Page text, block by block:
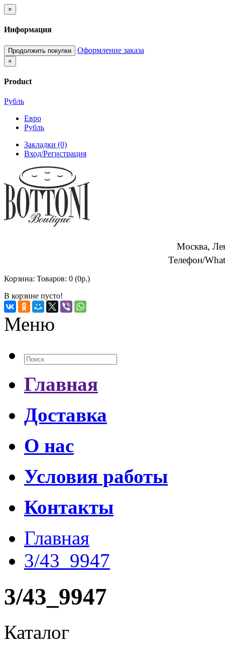
×
Информация
Продолжить покупки Оформление заказа
×
Product
Рубль
Евро
Рубль
Закладки (0)
Вход/Регистрация
Москва,
Телефон/
Корзина: Товаров: 0 (0р.)
В корзине пусто!
Меню
Главная
Доставка
О нас
Условия работы
Контакты
Главная
3/43_9947
3/43_9947
Каталог